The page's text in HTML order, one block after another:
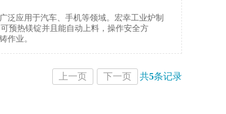
泛应用于汽车、手机等领域。宏幸工业炉制
预热镁锭并且能自动上料，操作安全方
作业。
上一页 下一页 共5条记录